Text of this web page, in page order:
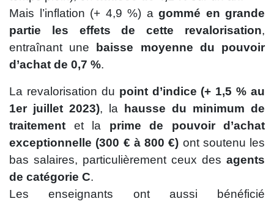
Mais l’inflation (+ 4,9 %) a gommé en grande
partie les effets de cette revalorisation,
entraînant une
baisse moyenne du pouvoir
d’achat de 0,7 %.
La revalorisation du point d’indice (+ 1,5 % au
1er juillet 2023), la
hausse du minimum de
traitement et la prime de pouvoir d’achat
exceptionnelle (300 € à 800 €) ont soutenu les
bas salaires, particulièrement ceux des agents
de catégorie C.
Les enseignants ont aussi bénéficié